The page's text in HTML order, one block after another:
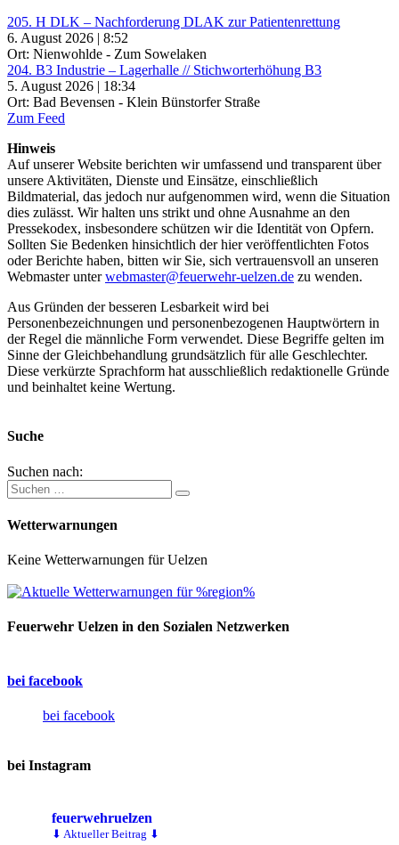
205. H DLK – Nachforderung DLAK zur Patientenrettung
6. August 2026 | 8:52
Ort: Nienwohlde - Zum Sowelaken
204. B3 Industrie – Lagerhalle // Stichworterhöhung B3
5. August 2026 | 18:34
Ort: Bad Bevensen - Klein Bünstorfer Straße
Zum Feed
Hinweis
Auf unserer Website berichten wir umfassend und transparent über
unsere Aktivitäten, Dienste und Einsätze, einschließlich
Bildmaterial, das jedoch nur aufgenommen wird, wenn die Situation
dies zulässt. Wir halten uns strikt und ohne Ausnahme an den
Pressekodex, insbesondere schützen wir die Identität von Opfern.
Sollten Sie Bedenken hinsichtlich der hier veröffentlichten Fotos
oder Berichte haben, bitten wir Sie, sich vertrauensvoll an unseren
Webmaster unterwebmaster@feuerwehr-uelzen.de zu wenden.
Aus Gründen der besseren Lesbarkeit wird bei
Personenbezeichnungen und personenbezogenen Hauptwörtern in
der Regel die männliche Form verwendet. Diese Begriffe gelten im
Sinne der Gleichbehandlung grundsätzlich für alle Geschlechter.
Diese verkürzte Sprachform hat ausschließlich redaktionelle Gründe
und beinhaltet keine Wertung.
Suche
Suchen nach:
Wetterwarnungen
Keine Wetterwarnungen für Uelzen
Feuerwehr Uelzen in den Sozialen Netzwerken
bei facebook
bei facebook
bei Instagram
feuerwehruelzen
⬇ Aktueller Beitrag ⬇